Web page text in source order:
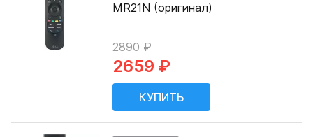
MR21N (оригинал)
2890 ₽
2659 ₽